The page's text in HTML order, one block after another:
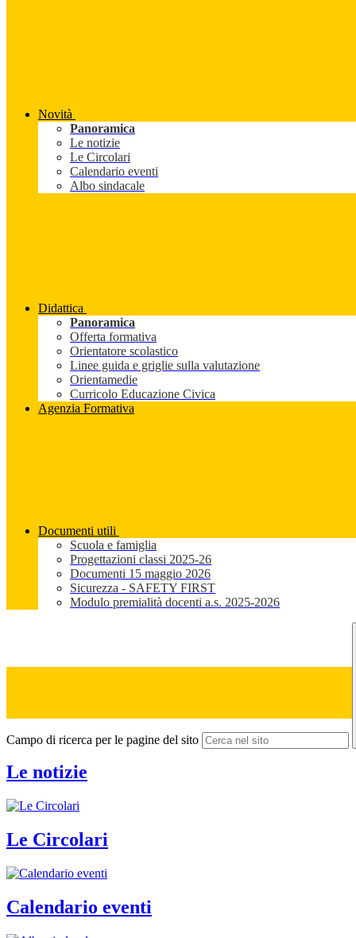
Novità
Panoramica
Le notizie
Le Circolari
Calendario eventi
Albo sindacale
Didattica
Panoramica
Offerta formativa
Orientatore scolastico
Linee guida e griglie sulla valutazione
Orientamedie
Curricolo Educazione Civica
Agenzia Formativa
Documenti utili
Scuola e famiglia
Progettazioni classi 2025-26
Documenti 15 maggio 2026
Sicurezza - SAFETY FIRST
Modulo premialità docenti a.s. 2025-2026
Campo di ricerca per le pagine del sito
Le notizie
Le Circolari
Calendario eventi